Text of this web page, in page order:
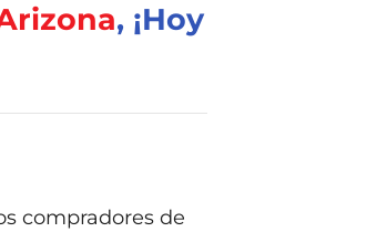
, ¡Hoy
compradores de